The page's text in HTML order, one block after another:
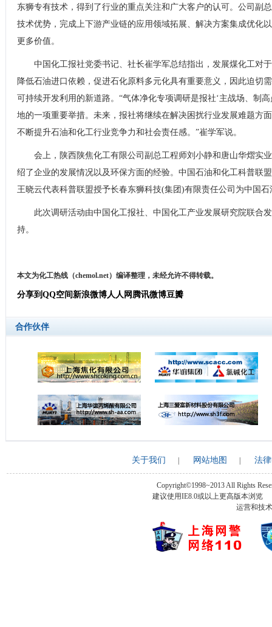
东狮专有技术，得到了行业的重点关注和广大客户的认可。公司副
技术优势，完成上下游产业链的应用领域拓展、解决方案集成优化
更多价值。
中国化工报社党委书记、社长崔学军总结指出，发展煤化工对
降低石油进口依赖，促进石化原料多元化具有重要意义，因此迫切
可持续开发利用的新道路。“气体净化专项调研是报社‘主战场、制
地的一项重要举措。未来，报社将继续在解决困扰行业发展难题方
不断提升石油和化工行业竞争力和社会责任感。”崔学军说。
会上，陕西陕焦化工有限公司副总工程师刘小静和唐山华熠实
绍了企业的发展情况以及环保方面的经验。中国石油和化工科普联
王晓云代表科普联盟授予长春东狮科技(集团)有限责任公司为中国
此次调研活动由中国化工报社、中国化工产业发展研究院联合
持。
本文为化工热线（chemol.net）编译整理，未经允许不得转载。
分享到 QQ空间新浪微博人人网 腾讯微博豆瓣
合作伙伴
关于我们 网站地图 法
Copyright©1998~2013 All Rights
建议使用IE8.0或以上更高版本浏览
运营和技